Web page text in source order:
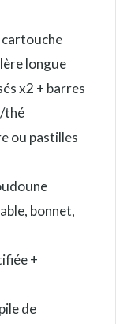
cartouche
longue
x2 + barres
thé
ou pastilles
bonnet,
+
de